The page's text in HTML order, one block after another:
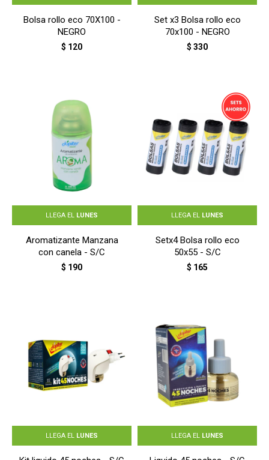
Bolsa rollo eco 70X100 -
NEGRO
$ 120
Set x3 Bolsa rollo eco
70x100 - NEGRO
$ 330
LLEGA EL LUNES
Aromatizante Manzana
con canela - S/C
$ 190
LLEGA EL LUNES
Setx4 Bolsa rollo eco
50x55 - S/C
$ 165
LLEGA EL LUNES LLEGA EL LUNES